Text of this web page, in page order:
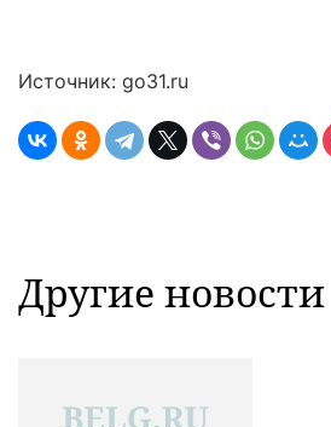
Источник: go31.ru
Другие новости